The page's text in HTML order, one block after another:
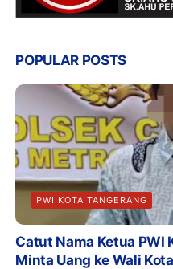
POPULAR POSTS
PWI KOTA TANGERANG
Catut Nama Ketua PWI
Minta Uang ke Wali